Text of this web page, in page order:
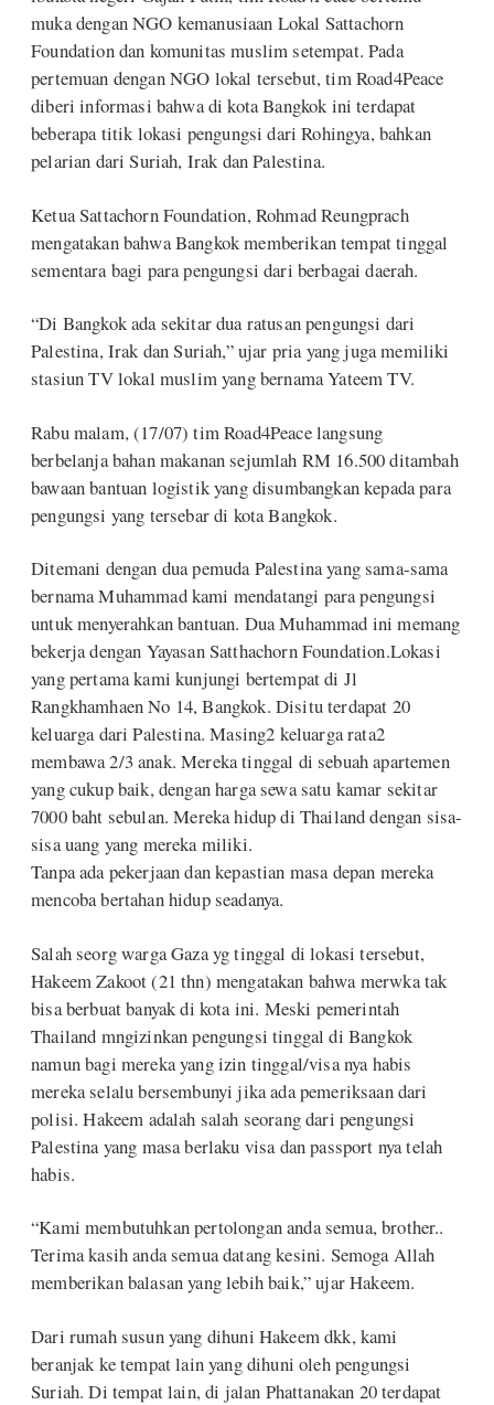
muka dengan NGO kemanusiaan Lokal Sattachorn
Foundation dan komunitas muslim setempat. Pada
pertemuan dengan NGO lokal tersebut, tim Road4Peace
diberi informasi bahwa di kota Bangkok ini terdapat
beberapa titik lokasi pengungsi dari Rohingya, bahkan
pelarian dari Suriah, Irak dan Palestina.
Ketua Sattachorn Foundation, Rohmad Reungprach
mengatakan bahwa Bangkok memberikan tempat tinggal
sementara bagi para pengungsi dari berbagai daerah.
“Di Bangkok ada sekitar dua ratusan pengungsi dari
Palestina, Irak dan Suriah,” ujar pria yang juga memiliki
stasiun TV lokal muslim yang bernama Yateem TV.
Rabu malam, (17/07) tim Road4Peace langsung
berbelanja bahan makanan sejumlah RM 16.500 ditambah
bawaan bantuan logistik yang disumbangkan kepada para
pengungsi yang tersebar di kota Bangkok.
Ditemani dengan dua pemuda Palestina yang sama-sama
bernama Muhammad kami mendatangi para pengungsi
untuk menyerahkan bantuan. Dua Muhammad ini memang
bekerja dengan Yayasan Satthachorn Foundation.Lokasi
yang pertama kami kunjungi bertempat di Jl
Rangkhamhaen No 14, Bangkok. Disitu terdapat 20
keluarga dari Palestina. Masing2 keluarga rata2
membawa 2/3 anak. Mereka tinggal di sebuah apartemen
yang cukup baik, dengan harga sewa satu kamar sekitar
7000 baht sebulan. Mereka hidup di Thailand dengan sisa-
sisa uang yang mereka miliki.
Tanpa ada pekerjaan dan kepastian masa depan mereka
mencoba bertahan hidup seadanya.
Salah seorg warga Gaza yg tinggal di lokasi tersebut,
Hakeem Zakoot (21 thn) mengatakan bahwa merwka tak
bisa berbuat banyak di kota ini. Meski pemerintah
Thailand mngizinkan pengungsi tinggal di Bangkok
namun bagi mereka yang izin tinggal/visa nya habis
mereka selalu bersembunyi jika ada pemeriksaan dari
polisi. Hakeem adalah salah seorang dari pengungsi
Palestina yang masa berlaku visa dan passport nya telah
habis.
“Kami membutuhkan pertolongan anda semua, brother..
Terima kasih anda semua datang kesini. Semoga Allah
memberikan balasan yang lebih baik,” ujar Hakeem.
Dari rumah susun yang dihuni Hakeem dkk, kami
beranjak ke tempat lain yang dihuni oleh pengungsi
Suriah. Di tempat lain, di jalan Phattanakan 20 terdapat